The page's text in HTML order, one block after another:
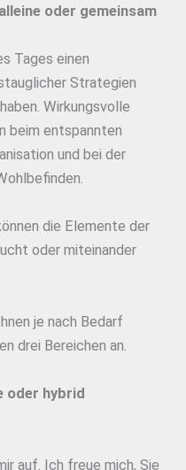
oder gemeinsam
Tages einen
Strategien
Wirkungsvolle
beim entspannten
und bei der
die Elemente der
oder miteinander
je nach Bedarf
drei Bereichen an.
oder hybrid
auf. Ich freue mich, Sie